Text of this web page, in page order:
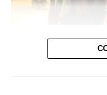
Foto- Erlan Aquino